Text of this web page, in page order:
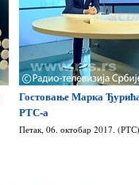
Гостовање Марка
РТС-а
Петак, 06. октобар 2017. (РТС)